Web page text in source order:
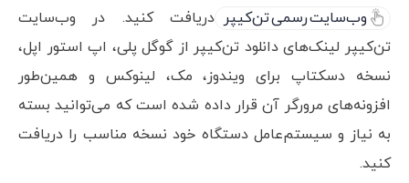
وب‌سایت رسمی تن‌کیپر دریافت کنید. در وب‌سایت
تن‌کیپر لینک‌های دانلود تن‌کیپر از گوگل پلی، اپ استور اپل،
نسخه دسکتاپ برای ویندوز، مک، لینوکس و همین‌طور
افزونه‌های مرورگر آن قرار داده شده است که می‌توانید بسته
به نیاز و سیستم‌عامل دستگاه خود نسخه مناسب را دریافت
کنید.